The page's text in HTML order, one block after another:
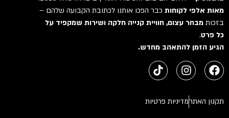
מאות אלפי לקוחותכבר הפכו אותנו לכתובת הקבועה שלהם –
בזכותמבחר עצום, חוויית קנייה חלקה ושירות שמקפיד על
כל פרט.
הגיע הזמן להתאהב מחדש.
תקנון האתרמדיניות פרטיות